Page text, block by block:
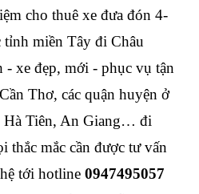
cho thuê xe đưa đón 4-
miền Tây đi Châu
- xe đẹp, mới - phục vụ tận
Thơ, các quận huyện ở
Tiên, An Giang… đi
thắc mắc cần được tư vấn
tới hotline 0947495057